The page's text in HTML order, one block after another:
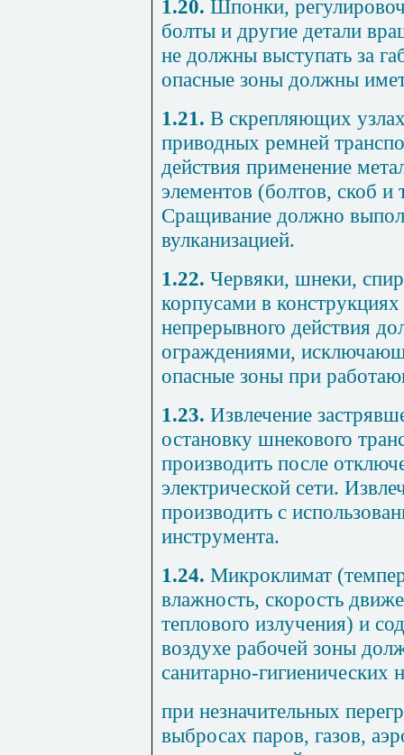
1.20. Шпонки,
болты и другие детали
не должны выступать за
опасные зоны должны
1.21. В скрепляющих
приводных ремней
действия применение
элементов (болтов, скоб и
Сращивание должно
вулканизацией.
1.22. Червяки, шнеки,
корпусами в
непрерывного действия
ограждениями,
опасные зоны при
1.23. Извлечение
остановку шнекового
производить после
электрической сети.
производить с
инструмента.
1.24. Микроклимат
влажность, скорость
теплового излучения) и
воздухе рабочей зоны
санитарно-гигиенических
при незначительных
выбросах паров, газов,